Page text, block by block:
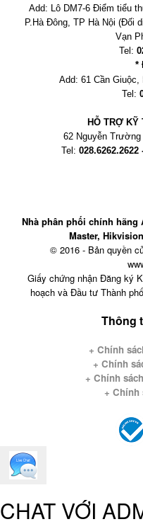
Add: Lô DM7-6 Điểm tiểu
P.Hà Đông, TP Hà Nội (Đối
Vạn
Tel:
*
Add: 61 Cần Giuộc,
Tel:
HỖ TRỢ KỸ
62 Nguyễn
Tel: 028.6262.2622
Nhà phân phối chính hãng
Master,
© 2016 - Bản quyền
Giấy chứng nhận Đăng ký
hoạch và Đầu tư Thành
Thông
+ Chính
+ Chính
+ Chính
+ Chính
CHAT VỚI